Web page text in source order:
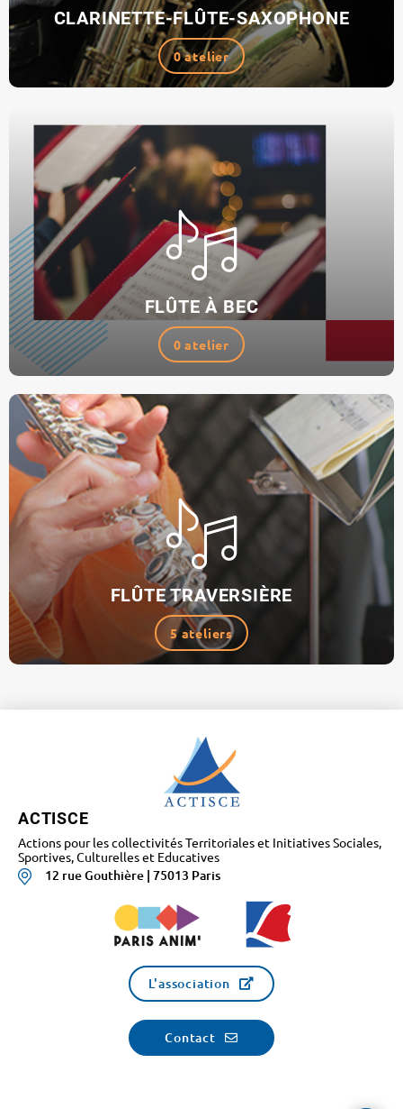
CLARINETTE-FLÛTE-SAXOPHONE
0 atelier
FLÛTE À BEC
0 atelier
FLÛTE TRAVERSIÈRE
5 ateliers
ACTISCE
Actions pour les collectivités Territoriales et Initiatives Sociales,
Sportives, Culturelles et Educatives
12 rue Gouthière | 75013 Paris
L'association
Contact